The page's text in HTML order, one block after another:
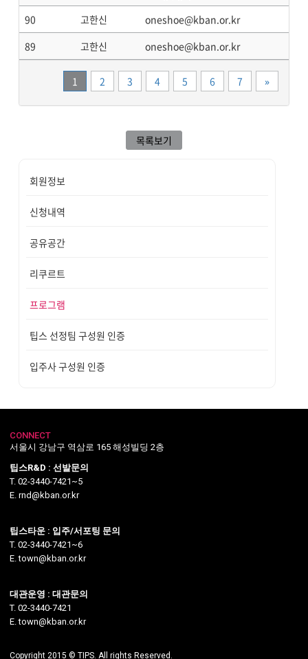
90
고한신 oneshoe@kban.or.kr
89
고한신 oneshoe@kban.or.kr
1 2 3 4 5 6 7 »끝
목록보기
회원정보
신청내역
공유공간
리쿠르트
프로그램
팁스 선정팀 구성원 인증
입주사 구성원 인증
CONNECT
서울시 강남구 역삼로 165 해성빌딩 2층
팁스R&D : 선발문의
T. 02-3440-7421~5
E. rnd@kban.or.kr
팁스타운 : 입주/서포팅 문의
T. 02-3440-7421~6
E. town@kban.or.kr
대관운영 : 대관문의
T. 02-3440-7421
E. town@kban.or.kr
Copyright 2015 © TIPS. All rights Reserved.